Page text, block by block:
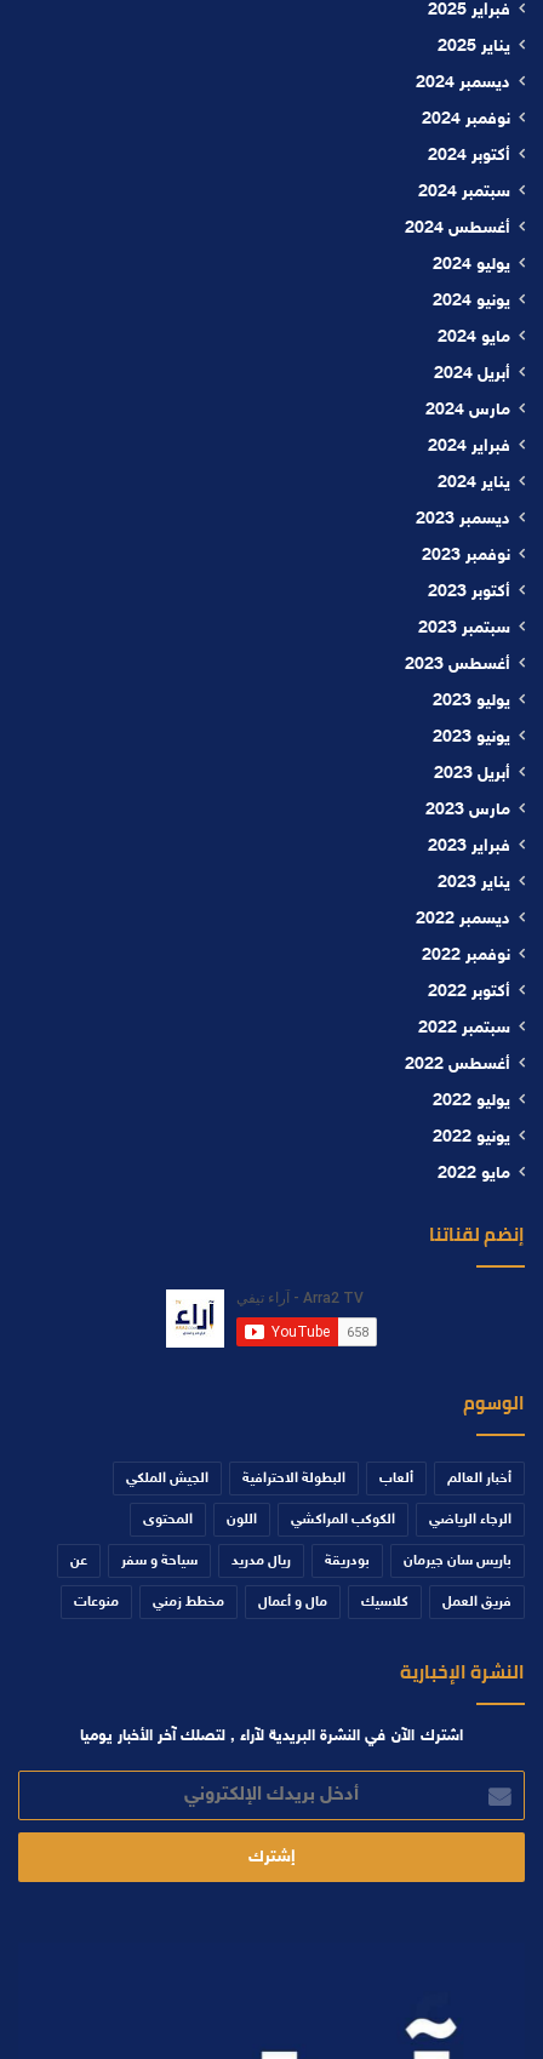
فبراير 2025
يناير 2025
ديسمبر 2024
نوفمبر 2024
أكتوبر 2024
سبتمبر 2024
أغسطس 2024
يوليو 2024
يونيو 2024
مايو 2024
أبريل 2024
مارس 2024
فبراير 2024
يناير 2024
ديسمبر 2023
نوفمبر 2023
أكتوبر 2023
سبتمبر 2023
أغسطس 2023
يوليو 2023
يونيو 2023
أبريل 2023
مارس 2023
فبراير 2023
يناير 2023
ديسمبر 2022
نوفمبر 2022
أكتوبر 2022
سبتمبر 2022
أغسطس 2022
يوليو 2022
يونيو 2022
مايو 2022
إنضم لقناتنا
الوسوم
أخبار العالم ألعاب البطولة الاحترافية الجيش الملكي
الرجاء الرياضي الكوكب المراكشي اللون المحتوى
باريس سان جيرمان بودريقة ريال مدريد سياحة و سفر عن
فريق العمل كلاسيك مال و أعمال مخطط زمني منوعات
النشرة الإخبارية
اشترك الآن في النشرة البريدية لآراء , لتصلك آخر الأخبار يوميا
بريدك
الإلكتروني